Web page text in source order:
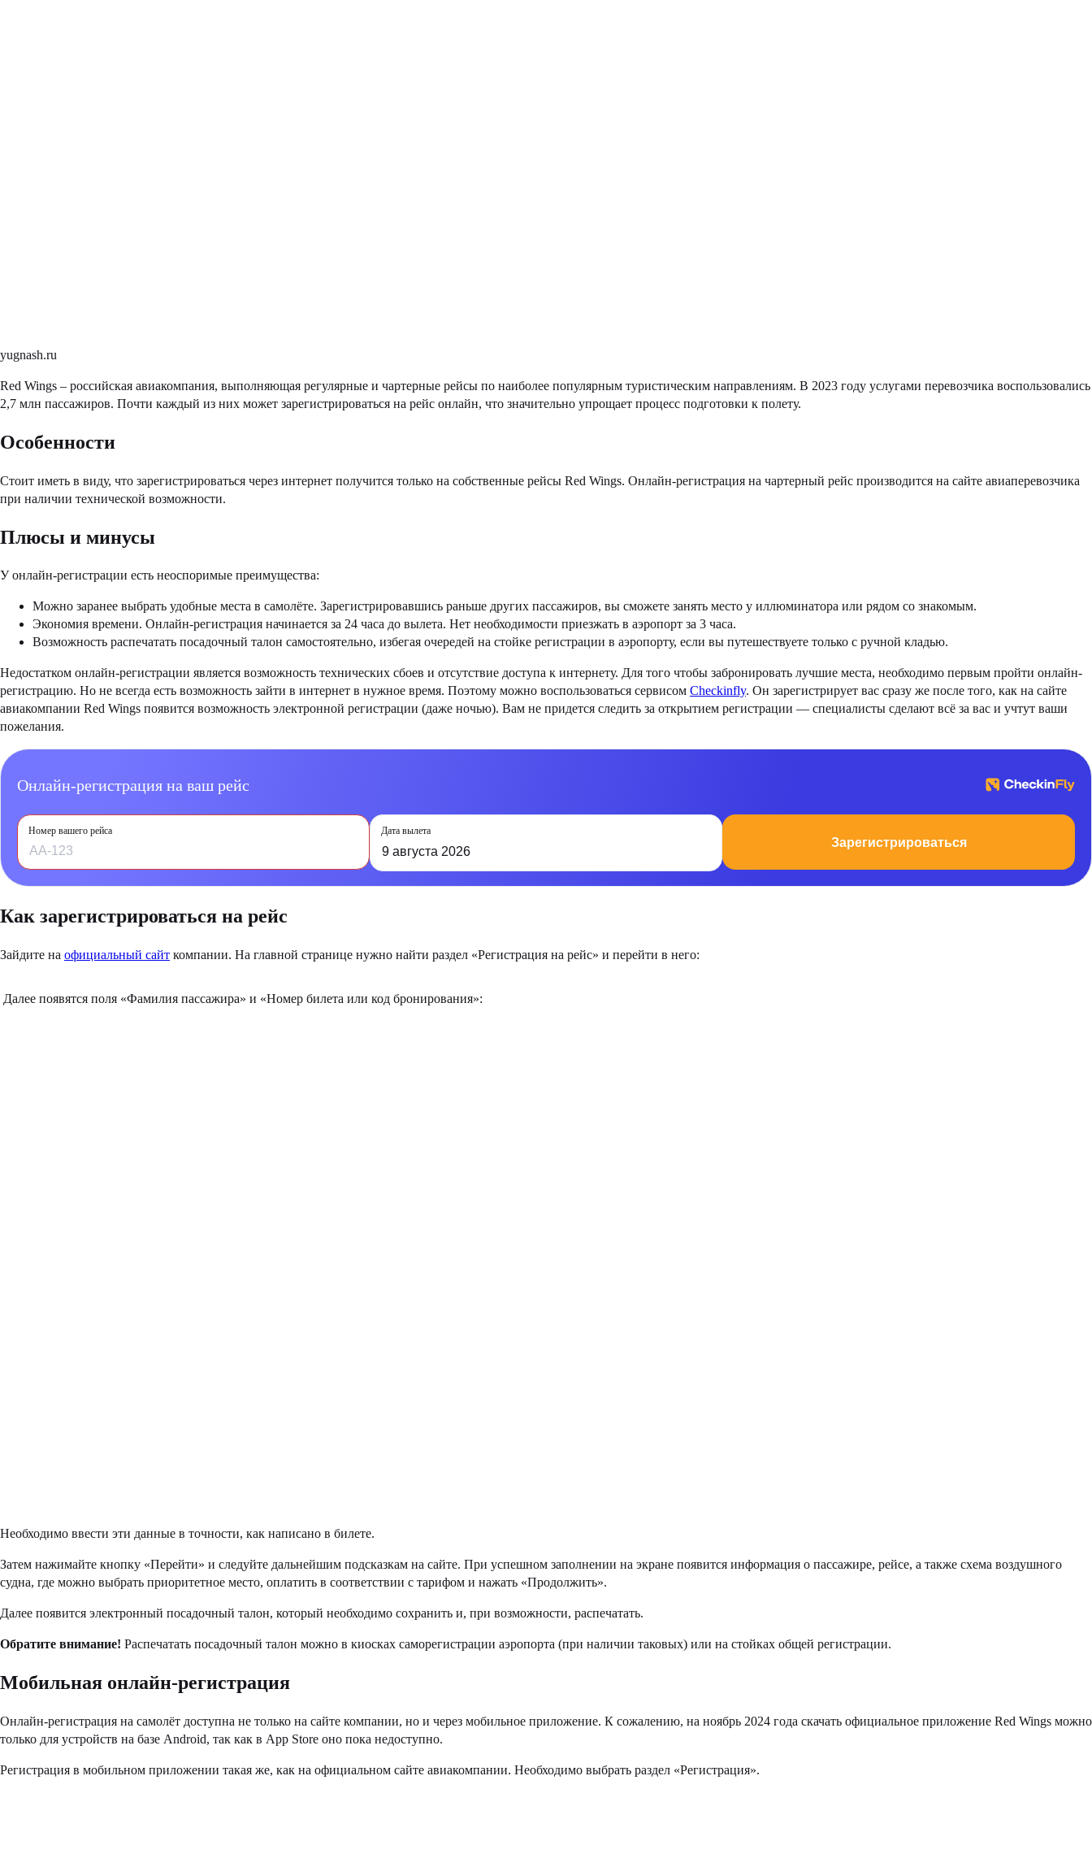
yugnash.ru
Red Wings – российская авиакомпания, выполняющая регулярные и чартерные рейсы по наиболее популярным туристическим направлениям. В 2023 году услугами перевозчика воспользовались
2,7 млн пассажиров. Почти каждый из них может зарегистрироваться на рейс онлайн, что значительно упрощает процесс подготовки к полету.
Особенности
Стоит иметь в виду, что зарегистрироваться через интернет получится только на собственные рейсы Red Wings. Онлайн-регистрация на чартерный рейс производится на сайте авиаперевозчика
при наличии технической возможности.
Плюсы и минусы
У онлайн-регистрации есть неоспоримые преимущества:
Можно заранее выбрать удобные места в самолёте. Зарегистрировавшись раньше других пассажиров, вы сможете занять место у иллюминатора или рядом со знакомым.
Экономия времени. Онлайн-регистрация начинается за 24 часа до вылета. Нет необходимости приезжать в аэропорт за 3 часа.
Возможность распечатать посадочный талон самостоятельно, избегая очередей на стойке регистрации в аэропорту, если вы путешествуете только с ручной кладью.
Недостатком онлайн-регистрации является возможность технических сбоев и отсутствие доступа к интернету. Для того чтобы забронировать лучшие места, необходимо первым пройти онлайн-
регистрацию. Но не всегда есть возможность зайти в интернет в нужное время. Поэтому можно воспользоваться сервисом Сheckinfly. Он зарегистрирует вас сразу же после того, как на сайте
авиакомпании Red Wings появится возможность электронной регистрации (даже ночью). Вам не придется следить за открытием регистрации — специалисты сделают всё за вас и учтут ваши
пожелания.
Онлайн-регистрация на ваш рейс
Номер вашего рейса
Зарегистрироваться
Дата вылета
9 августа 2026
Как зарегистрироваться на рейс
Зайдите на официальный сайт компании. На главной странице нужно найти раздел «Регистрация на рейс» и перейти в него:
Далее появятся поля «Фамилия пассажира» и «Номер билета или код бронирования»:
Необходимо ввести эти данные в точности, как написано в билете.
Затем нажимайте кнопку «Перейти» и следуйте дальнейшим подсказкам на сайте. При успешном заполнении на экране появится информация о пассажире, рейсе, а также схема воздушного
судна, где можно выбрать приоритетное место, оплатить в соответствии с тарифом и нажать «Продолжить».
Далее появится электронный посадочный талон, который необходимо сохранить и, при возможности, распечатать.
Обратите внимание! Распечатать посадочный талон можно в киосках саморегистрации аэропорта (при наличии таковых) или на стойках общей регистрации.
Мобильная онлайн-регистрация
Онлайн-регистрация на самолёт доступна не только на сайте компании, но и через мобильное приложение. К сожалению, на ноябрь 2024 года скачать официальное приложение Red Wings можно
только для устройств на базе Android, так как в App Store оно пока недоступно.
Регистрация в мобильном приложении такая же, как на официальном сайте авиакомпании. Необходимо выбрать раздел «Регистрация».